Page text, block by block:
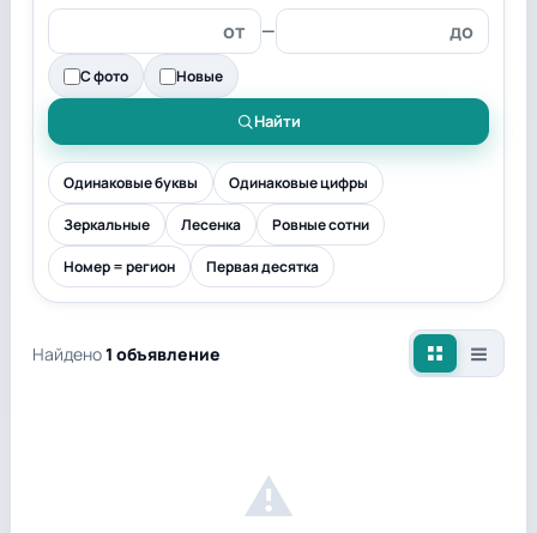
—
С фото Новые
Найти
Одинаковые буквы Одинаковые цифры
Зеркальные Лесенка Ровные сотни
Номер = регион Первая десятка
Найдено1 объявление
⚠